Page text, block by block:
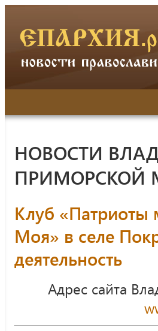
НОВОСТИ
ПРИМОРСКОЙ
Клуб
Моя» в селе
деятельность
Адрес сайта